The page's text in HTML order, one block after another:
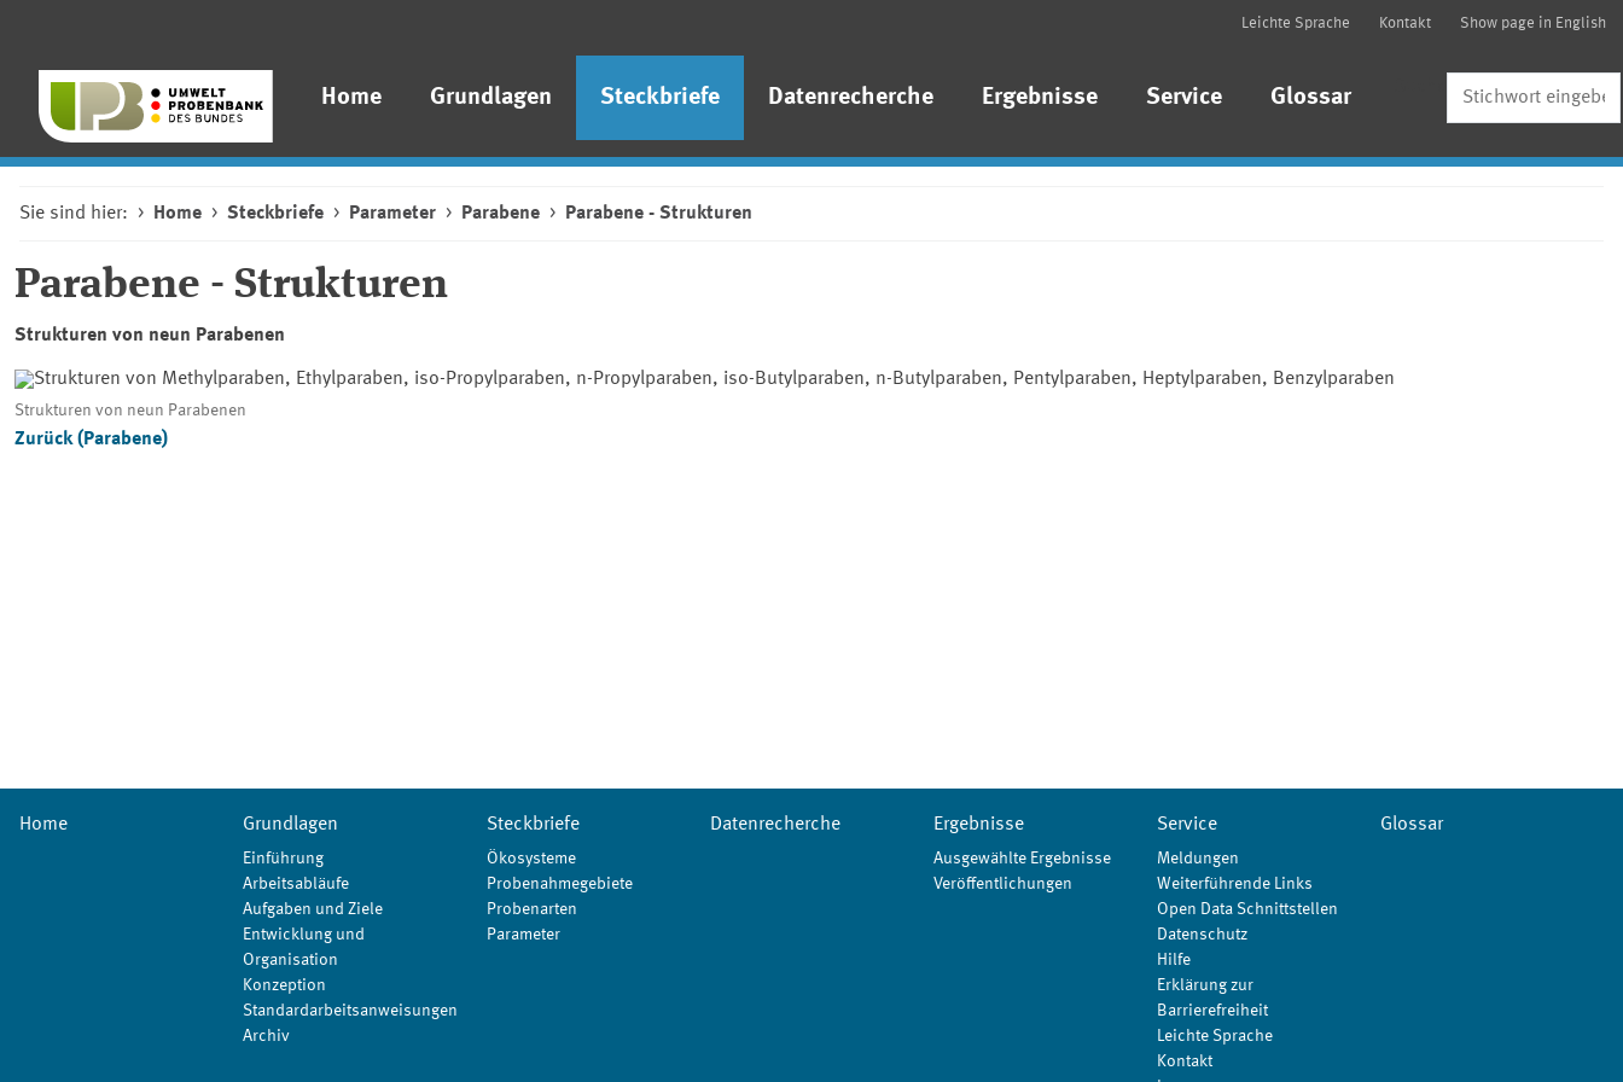
Leichte Sprache Kontakt Show page in English
Home Grundlagen Steckbriefe Datenrecherche Ergebnisse Service Glossar
Sie sind hier: Home Steckbriefe Parameter Parabene Parabene - Strukturen
Parabene - Strukturen
Strukturen von neun Parabenen
Strukturen von neun Parabenen
Zurück (Parabene)
Home Grundlagen
Einführung
Arbeitsabläufe
Aufgaben und Ziele
Entwicklung und
Organisation
Konzeption
Standardarbeitsanweisungen
Archiv
Steckbriefe
Ökosysteme
Probenahmegebiete
Probenarten
Parameter
Datenrecherche Ergebnisse
Ausgewählte Ergebnisse
Veröffentlichungen
Service
Meldungen
Weiterführende Links
Open Data Schnittstellen
Datenschutz
Hilfe
Erklärung zur
Barrierefreiheit
Leichte Sprache
Kontakt
Glossar